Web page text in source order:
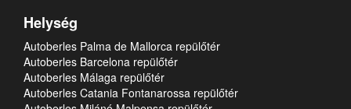
Helység
Autoberles Palma de Mallorca repülőtér
Autoberles Barcelona repülőtér
Autoberles Málaga repülőtér
Autoberles Catania Fontanarossa repülőtér